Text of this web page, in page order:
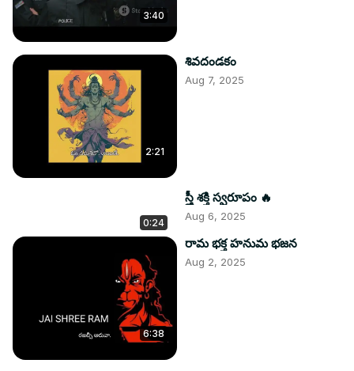
3:40
2:21
శివదండకం
Aug 7, 2025
0:24
స్త్రీ శక్తి స్వరూపం 🔥
Aug 6, 2025
6:38
రామ భక్త హనుమ భజన
Aug 2, 2025